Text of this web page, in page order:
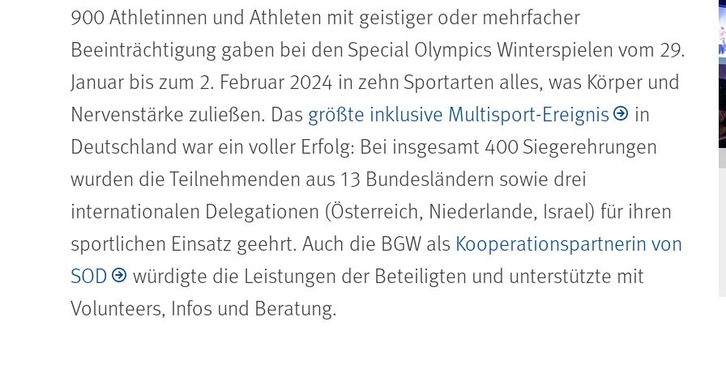
900 Athletinnen und Athleten mit geistiger oder mehrfacher
Beeinträchtigung gaben bei den Special Olympics Winterspielen vom 29.
Januar bis zum 2. Februar 2024 in zehn Sportarten alles, was Körper und
Nervenstärke zuließen. Das größte inklusive Multisport-Ereignis
in
Deutschland war ein voller Erfolg: Bei insgesamt 400 Siegerehrungen
wurden die Teilnehmenden aus 13 Bundesländern sowie drei
internationalen Delegationen (Österreich, Niederlande, Israel) für ihren
sportlichen Einsatz geehrt. Auch die BGW als Kooperationspartnerin von
SOD
würdigte die Leistungen der Beteiligten und unterstützte mit
Volunteers, Infos und Beratung.